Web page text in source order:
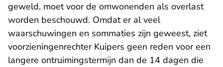
geweld, moet voor de omwonenden als overlast
worden beschouwd. Omdat er al veel
waarschuwingen en sommaties zijn geweest, ziet
voorzieningenrechter Kuipers geen reden voor een
langere ontruimingstermijn dan de 14 dagen die